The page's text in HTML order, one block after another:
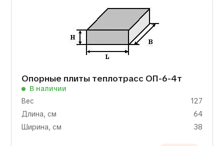
Опорные плиты теплотрасс ОП-6-4т
В наличии
Вес
127
Длина, см
64
Ширина, см
38